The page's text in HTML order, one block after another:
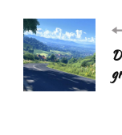
d'article